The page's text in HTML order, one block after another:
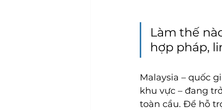
Làm thế
hợp pháp,
Malaysia – quốc
khu vực – đang
toàn cầu. Để hỗ